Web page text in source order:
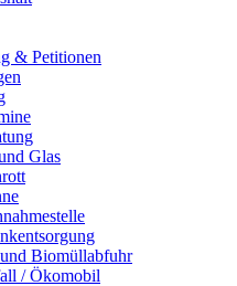
& Petitionen
Glas
Biomüllabfuhr
/ Ökomobil